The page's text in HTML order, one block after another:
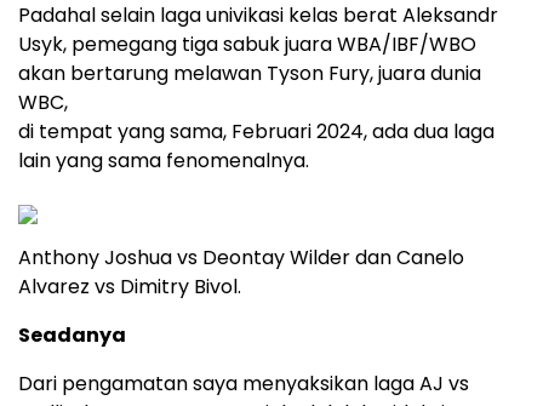
Padahal selain laga univikasi kelas berat Aleksandr
Usyk, pemegang tiga sabuk juara WBA/IBF/WBO
akan bertarung melawan Tyson Fury, juara dunia
WBC,
di tempat yang sama, Februari 2024, ada dua laga
lain yang sama fenomenalnya.
Anthony Joshua vs Deontay Wilder dan Canelo
Alvarez vs Dimitry Bivol.
Seadanya
Dari pengamatan saya menyaksikan laga AJ vs